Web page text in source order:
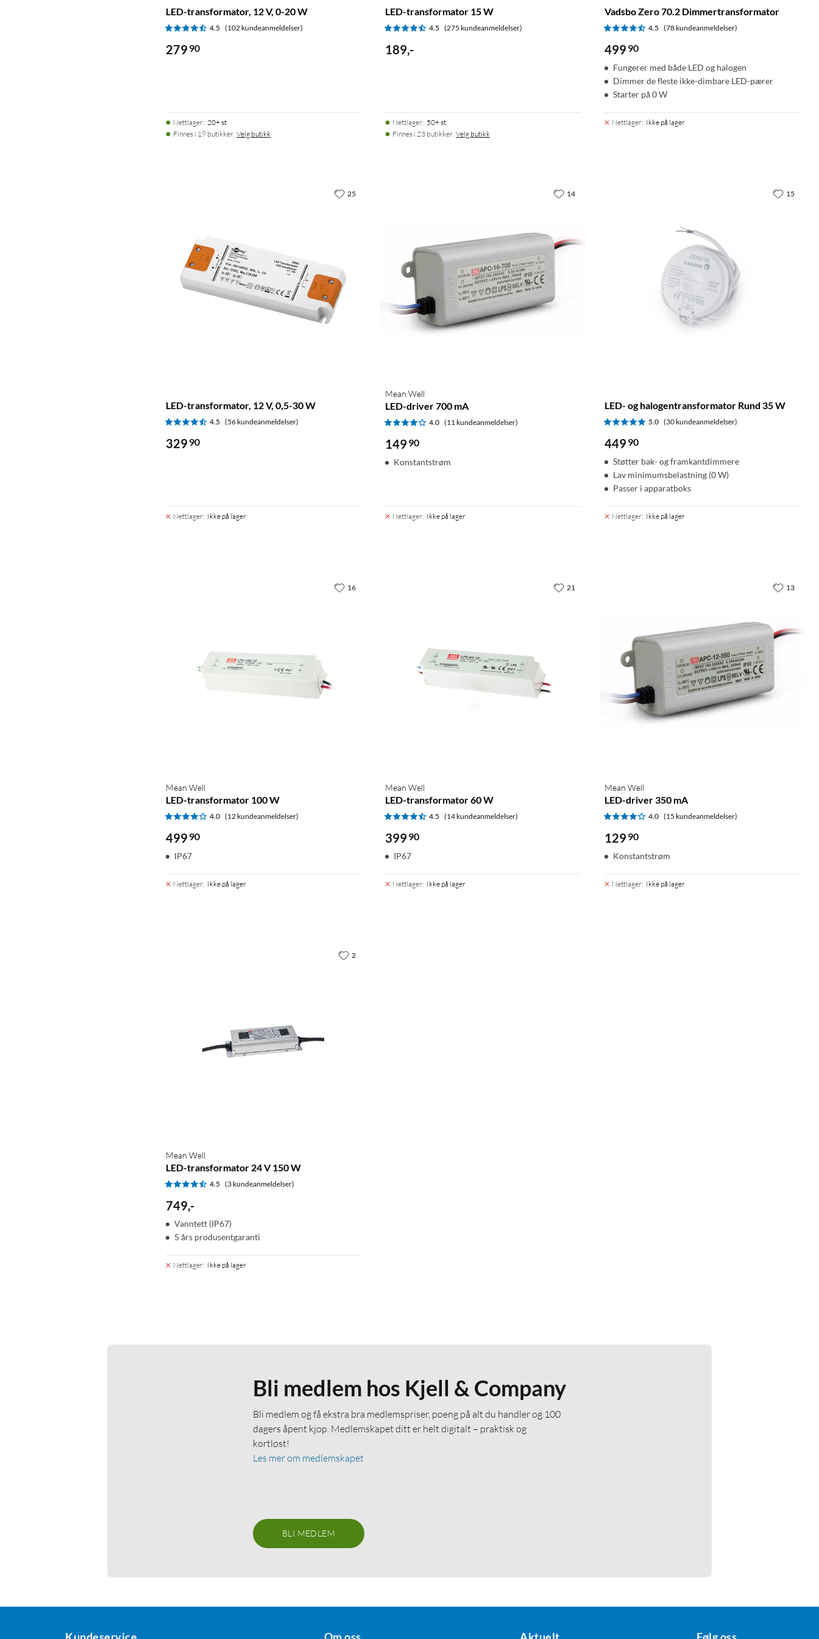
LED-transformator, 12 V, 0-20 W
4.5 (102 kundeanmeldelser)
279 90
Nettlager: 20+ st
Finnes i 19 butikker. Velg butikk
LED-transformator 15 W
4.5 (275 kundeanmeldelser)
189,-
Nettlager: 50+ st
Finnes i 23 butikker. Velg butikk
Vadsbo Zero 70.2 Dimmertransformator
4.5 (78 kundeanmeldelser)
499 90
Fungerer med både LED og halogen
Dimmer de fleste ikke-dimbare LED-pærer
Starter på 0 W
Nettlager: Ikke på lager
LED-transformator, 12 V, 0,5-30 W
4.5 (56 kundeanmeldelser)
329 90
Nettlager: Ikke på lager
25
Mean Well
LED-driver 700 mA
4.0 (11 kundeanmeldelser)
149 90
Konstantstrøm
Nettlager: Ikke på lager
14
LED- og halogentransformator Rund 35 W
5.0 (30 kundeanmeldelser)
449 90
Støtter bak- og framkantdimmere
Lav minimumsbelastning (0 W)
Passer i apparatboks
Nettlager: Ikke på lager
15
Mean Well
LED-transformator 100 W
4.0 (12 kundeanmeldelser)
499 90
IP67
Nettlager: Ikke på lager
16
Mean Well
LED-transformator 60 W
4.5 (14 kundeanmeldelser)
399 90
IP67
Nettlager: Ikke på lager
21
Mean Well
LED-driver 350 mA
4.0 (15 kundeanmeldelser)
129 90
Konstantstrøm
Nettlager: Ikke på lager
13
Mean Well
LED-transformator 24 V 150 W
4.5 (3 kundeanmeldelser)
749,-
Vanntett (IP67)
5 års produsentgaranti
Nettlager: Ikke på lager
2
Bli medlem hos Kjell & Company
Bli medlem og få ekstra bra medlemspriser, poeng på alt du handler og 100
dagers åpent kjøp. Medlemskapet ditt er helt digitalt – praktisk og
kortløst!
Les mer om medlemskapet
BLI MEDLEM